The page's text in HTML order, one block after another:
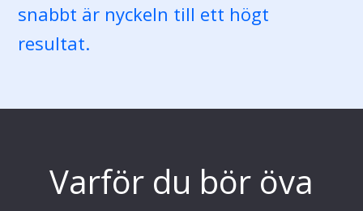
snabbt är nyckeln till ett högt
resultat.
Varför du bör öva